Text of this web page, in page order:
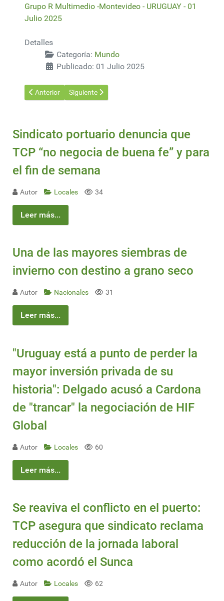
Grupo R Multimedio -Montevideo - URUGUAY - 01
Julio 2025
Detalles
Categoría: Mundo
Publicado: 01 Julio 2025
Artículo anterior: UPM Pulp: Now the second-largest euca pulp
Anterior Artículo siguiente: En nombre de la energía
Siguiente
Sindicato portuario denuncia que
TCP “no negocia de buena fe” y para
el fin de semana
Autor Locales 34
Leer más...
Una de las mayores siembras de
invierno con destino a grano seco
Autor Nacionales 31
Leer más...
"Uruguay está a punto de perder la
mayor inversión privada de su
historia": Delgado acusó a Cardona
de "trancar" la negociación de HIF
Global
Autor Locales 60
Leer más...
Se reaviva el conflicto en el puerto:
TCP asegura que sindicato reclama
reducción de la jornada laboral
como acordó el Sunca
Autor Locales 62